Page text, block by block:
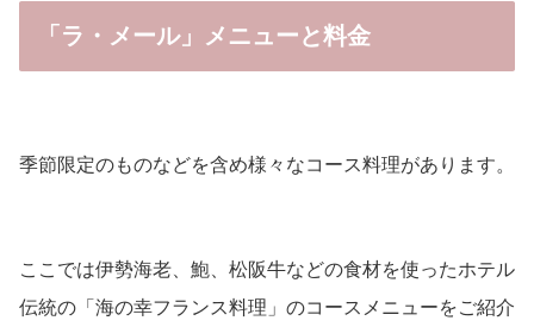
「ラ・メール」メニューと料金
季節限定のものなどを含め様々なコース料理があります。
ここでは伊勢海老、鮑、松阪牛などの食材を使ったホテル
伝統の「海の幸フランス料理」のコースメニューをご紹介